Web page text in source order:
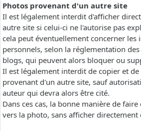
Photos provenant d'un autre site
Il est légalement interdit d'afficher
autre site si celui-ci ne l'autorise pas
cela peut éventuellement concerner les
personnels, selon la réglementation
blogs, qui peuvent alors bloquer ou
Il est légalement interdit de copier et
provenant d'un autre site, sauf
auteur qui devra alors être cité.
Dans ces cas, la bonne manière de
vers la photo, sans afficher directement